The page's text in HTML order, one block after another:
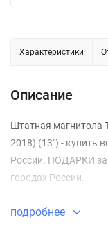
Характеристики
Описание
Штатная магнитола
2018) (13") - купить
России. ПОДАРКИ за
городах России.
подробнее